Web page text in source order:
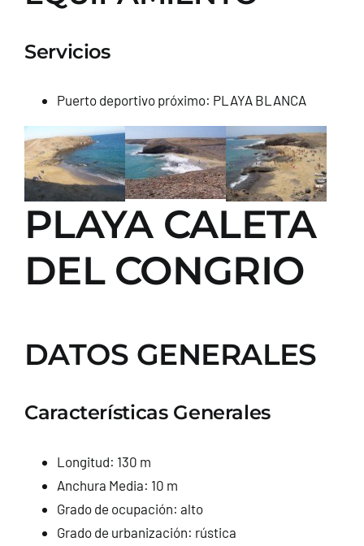
Servicios
Puerto deportivo próximo: PLAYA BLANCA
PLAYA CALETA
DEL CONGRIO
DATOS GENERALES
Características Generales
Longitud: 130 m
Anchura Media: 10 m
Grado de ocupación: alto
Grado de urbanización: rústica